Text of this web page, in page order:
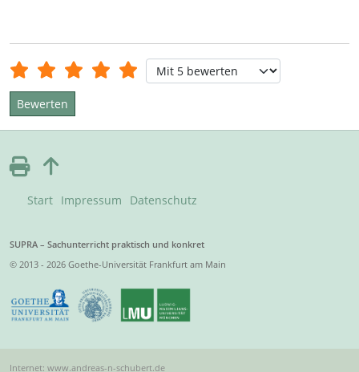
Bewertung: /5 Bitte bewerten
Start Impressum Datenschutz
SUPRA – Sachunterricht praktisch und konkret
© 2013 - 2026 Goethe-Universität Frankfurt am Main
Internet: www.andreas-n-schubert.de